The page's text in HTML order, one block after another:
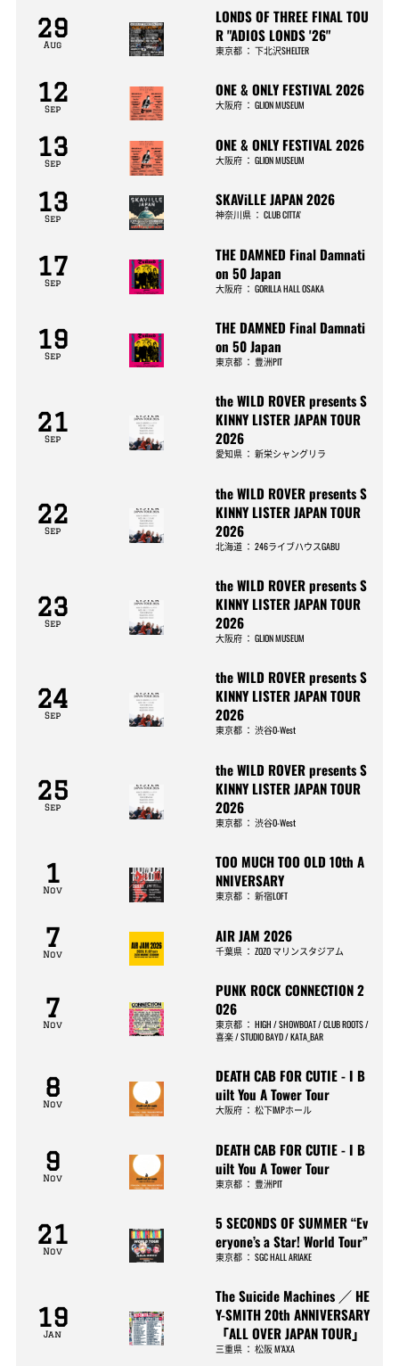
29
Aug
LONDS OF THREE FINAL TOU
R "ADIOS LONDS '26"
東京都 ：下北沢SHELTER
12
Sep
ONE & ONLY FESTIVAL 2026
大阪府 ：GLION MUSEUM
13
Sep
ONE & ONLY FESTIVAL 2026
大阪府 ：GLION MUSEUM
13
Sep
SKAViLLE JAPAN 2026
神奈川県 ：CLUB CITTA’
17
Sep
THE DAMNED Final Damnati
on 50 Japan
大阪府 ：GORILLA HALL OSAKA
19
Sep
THE DAMNED Final Damnati
on 50 Japan
東京都 ：豊洲PIT
21
Sep
the WILD ROVER presents S
KINNY LISTER JAPAN TOUR
2026
愛知県 ：新栄シャングリラ
22
Sep
the WILD ROVER presents S
KINNY LISTER JAPAN TOUR
2026
北海道 ：246ライブハウスGABU
23
Sep
the WILD ROVER presents S
KINNY LISTER JAPAN TOUR
2026
大阪府 ：GLION MUSEUM
24
Sep
the WILD ROVER presents S
KINNY LISTER JAPAN TOUR
2026
東京都 ：渋谷O-West
25
Sep
the WILD ROVER presents S
KINNY LISTER JAPAN TOUR
2026
東京都 ：渋谷O-West
1
Nov
TOO MUCH TOO OLD 10th A
NNIVERSARY
東京都 ：新宿LOFT
7
Nov
AIR JAM 2026
千葉県 ：ZOZO マリンスタジアム
7
Nov
PUNK ROCK CONNECTION 2
026
東京都 ：HIGH / SHOWBOAT / CLUB ROOTS /
喜楽 / STUDIO BAYD / KATA_BAR
8
Nov
DEATH CAB FOR CUTIE - I B
uilt You A Tower Tour
大阪府 ：松下IMPホール
9
Nov
DEATH CAB FOR CUTIE - I B
uilt You A Tower Tour
東京都 ：豊洲PIT
21
Nov
5 SECONDS OF SUMMER “Ev
eryone’s a Star! World Tour”
東京都 ：SGC HALL ARIAKE
19
Jan
The Suicide Machines ／ HE
Y-SMITH 20th ANNIVERSARY
「ALL OVER JAPAN TOUR」
三重県 ：松阪 M’AXA